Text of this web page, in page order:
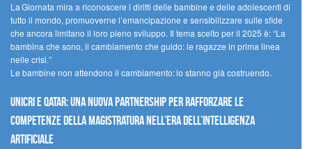
La Giornata mira a riconoscere i diritti delle bambine e delle adolescenti di
tutto il mondo, promuoverne l’emancipazione e sensibilizzare sulle sfide
che ancora limitano il loro pieno sviluppo. Il tema scelto per il 2025 è: “La
bambina che sono, il cambiamento che guido: le ragazze in prima linea
nelle crisi.”
Le bambine non attendono il cambiamento: lo stanno già costruendo.
UNICRI e Qatar: una nuova partnership per rafforzare le
competenze della magistratura nell’era dell’intelligenza
artificiale